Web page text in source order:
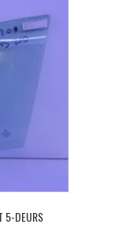
5-DEURS